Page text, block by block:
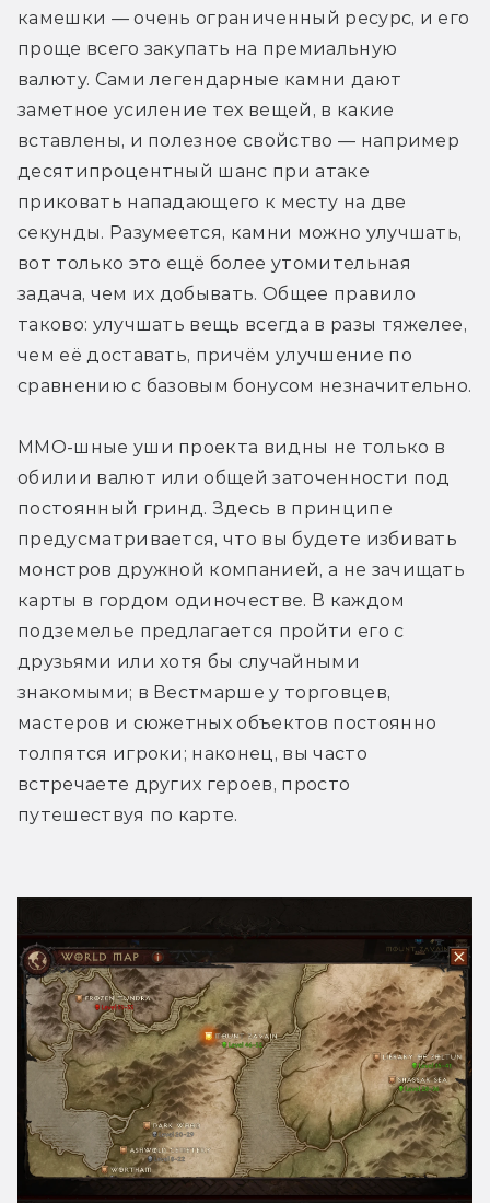
камешки — очень ограниченный ресурс, и его
проще всего закупать на премиальную
валюту. Сами легендарные камни дают
заметное усиление тех вещей, в какие
вставлены, и полезное свойство — например
десятипроцентный шанс при атаке
приковать нападающего к месту на две
секунды. Разумеется, камни можно улучшать,
вот только это ещё более утомительная
задача, чем их добывать. Общее правило
таково: улучшать вещь всегда в разы тяжелее,
чем её доставать, причём улучшение по
сравнению с базовым бонусом незначительно.
ММО-шные уши проекта видны не только в
обилии валют или общей заточенности под
постоянный гринд. Здесь в принципе
предусматривается, что вы будете избивать
монстров дружной компанией, а не зачищать
карты в гордом одиночестве. В каждом
подземелье предлагается пройти его с
друзьями или хотя бы случайными
знакомыми; в Вестмарше у торговцев,
мастеров и сюжетных объектов постоянно
толпятся игроки; наконец, вы часто
встречаете других героев, просто
путешествуя по карте.